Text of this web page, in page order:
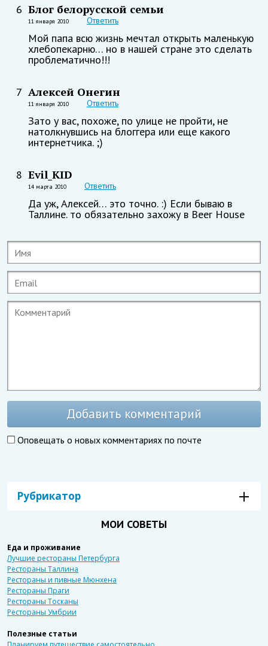
6 Блог белорусской семьи
11 января 2010 Ответить
Мой папа всю жизнь мечтал открыть маленькую
хлебопекарню… но в нашей стране это сделать
проблематично!!!
7 Алексей Онегин
11 января 2010 Ответить
Зато у вас, похоже, по улице не пройти, не
натолкнувшись на блоггера или еще какого
интернетчика. ;)
8 Evil_KID
14 марта 2010 Ответить
Да уж, Алексей… это точно. :) Если бываю в
Таллине. то обязательно захожу в Beer House
Добавить комментарий
Оповещать о новых комментариях по почте
Рубрикатор
МОИ СОВЕТЫ
Еда и проживание
Лучшие рестораны Петербурга
Рестораны Таллина
Рестораны и пивные Мюнхена
Рестораны Праги
Рестораны Тосканы
Рестораны Умбрии
Полезные статьи